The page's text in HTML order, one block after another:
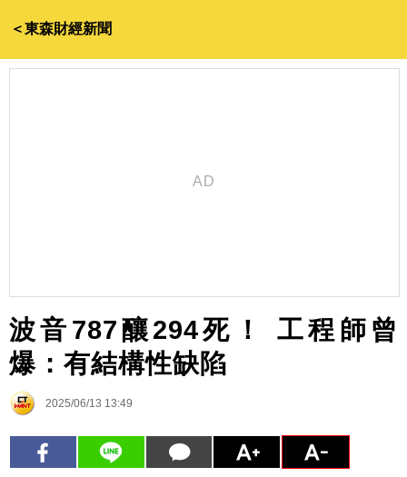
＜東森財經新聞
波音787釀294死！ 工程師曾
爆：有結構性缺陷
2025/06/13 13:49